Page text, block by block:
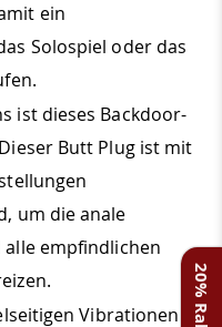
ein
Solospiel oder das
ist dieses Backdoor-
Butt Plug ist mit
um die anale
empfindlichen
Vibrationen